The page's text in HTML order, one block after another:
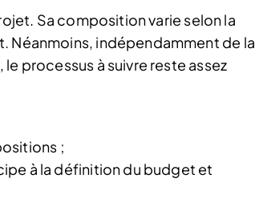
Sa composition varie selon la
Néanmoins, indépendamment de la
processus à suivre reste assez
;
à la définition du budget et